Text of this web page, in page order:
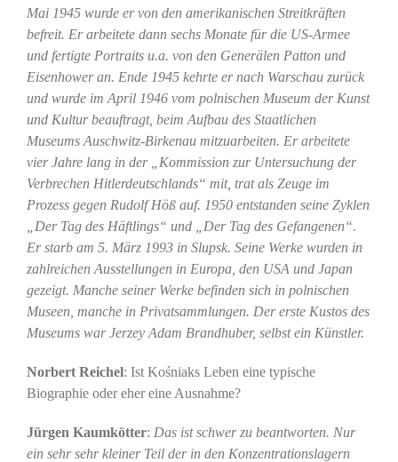
Mai 1945 wurde er von den amerikanischen Streitkräften
befreit. Er arbeitete dann sechs Monate für die US-Armee
und fertigte Portraits u.a. von den Generälen Patton und
Eisenhower an. Ende 1945 kehrte er nach Warschau zurück
und wurde im April 1946 vom polnischen Museum der Kunst
und Kultur beauftragt, beim Aufbau des Staatlichen
Museums Auschwitz-Birkenau mitzuarbeiten. Er arbeitete
vier Jahre lang in der „Kommission zur Untersuchung der
Verbrechen Hitlerdeutschlands“ mit, trat als Zeuge im
Prozess gegen Rudolf Höß auf. 1950 entstanden seine Zyklen
„Der Tag des Häftlings“ und „Der Tag des Gefangenen“.
Er starb am 5. März 1993 in Slupsk. Seine Werke wurden in
zahlreichen Ausstellungen in Europa, den USA und Japan
gezeigt. Manche seiner Werke befinden sich in polnischen
Museen, manche in Privatsammlungen. Der erste Kustos des
Museums war Jerzey Adam Brandhuber, selbst ein Künstler.
Norbert Reichel: Ist Kośniaks Leben eine typische
Biographie oder eher eine Ausnahme?
Jürgen Kaumkötter: Das ist schwer zu beantworten. Nur
ein sehr sehr kleiner Teil der in den Konzentrationslagern